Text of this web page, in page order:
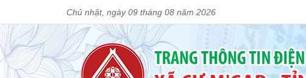
Chủ nhật, ngày 09 tháng 08 năm 2026